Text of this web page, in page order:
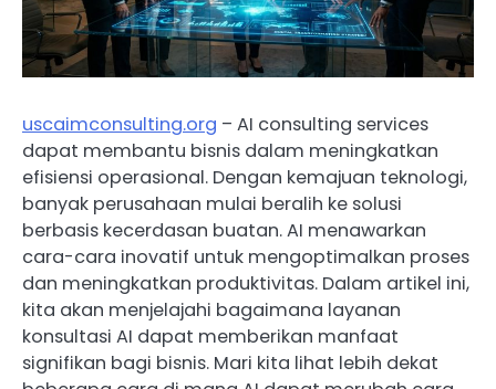
uscaimconsulting.org – AI consulting services
dapat membantu bisnis dalam meningkatkan
efisiensi operasional. Dengan kemajuan teknologi,
banyak perusahaan mulai beralih ke solusi
berbasis kecerdasan buatan. AI menawarkan
cara-cara inovatif untuk mengoptimalkan proses
dan meningkatkan produktivitas. Dalam artikel ini,
kita akan menjelajahi bagaimana layanan
konsultasi AI dapat memberikan manfaat
signifikan bagi bisnis. Mari kita lihat lebih dekat